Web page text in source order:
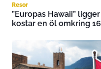
Resor
”Europas Hawaii”
kostar en öl omkring